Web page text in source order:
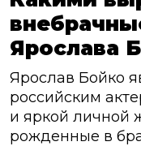
Ярослава
Ярослав Бойко
российским
и яркой личной
рожденные в